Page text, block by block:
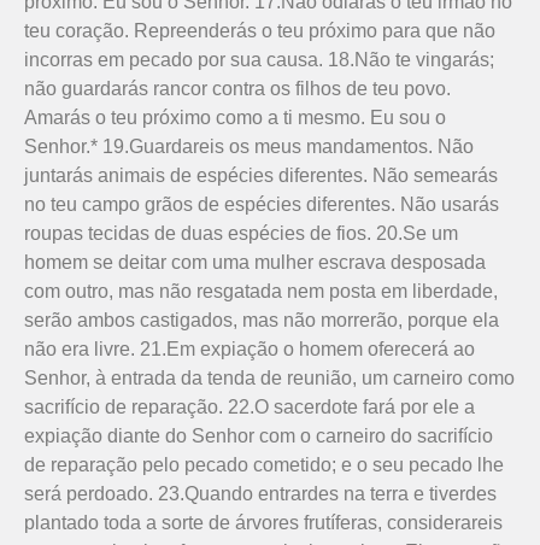
teu coração. Repreenderás o teu próximo para que não
incorras em pecado por sua causa. 18.Não te vingarás;
não guardarás rancor contra os filhos de teu povo.
Amarás o teu próximo como a ti mesmo. Eu sou o
Senhor.* 19.Guardareis os meus mandamentos. Não
juntarás animais de espécies diferentes. Não semearás
no teu campo grãos de espécies diferentes. Não usarás
roupas tecidas de duas espécies de fios. 20.Se um
homem se deitar com uma mu­lher escrava desposada
com outro, mas não resgatada nem posta em liberdade,
serão ambos castigados, mas não morrerão, porque ela
não era livre. 21.Em expiação o homem oferecerá ao
Senhor, à entrada da tenda de reunião, um carneiro como
sa­crifício de reparação. 22.O sacerdote fará por ele a
expiação diante do Senhor com o carneiro do sacrifício
de reparação pelo pecado cometido; e o seu pecado lhe
será perdoado. 23.Quando entrardes na terra e tiverdes
plantado toda a sorte de árvores frutíferas, considerareis